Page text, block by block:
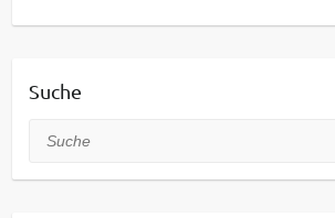
Suche
Suche